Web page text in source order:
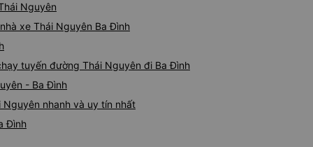
Nguyên
xe Thái Nguyên Ba Đình
tuyến đường Thái Nguyên đi Ba Đình
- Ba Đình
nhanh và uy tín nhất
Đình